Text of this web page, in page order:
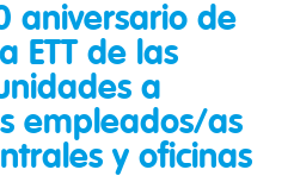
aniversario de
ETT de las
a
empleados/as
y oficinas